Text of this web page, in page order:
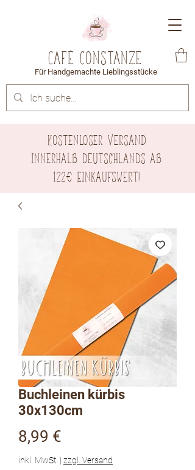
Café Constanze
Für Handgemachte Lieblingsstücke
Kostenloser Versand
innerhalb Deutschlands ab
122€ Einkaufswert!
Buchleinen kürbis
30x130cm
8,99 €
inkl. MwSt. | zzgl. Versand